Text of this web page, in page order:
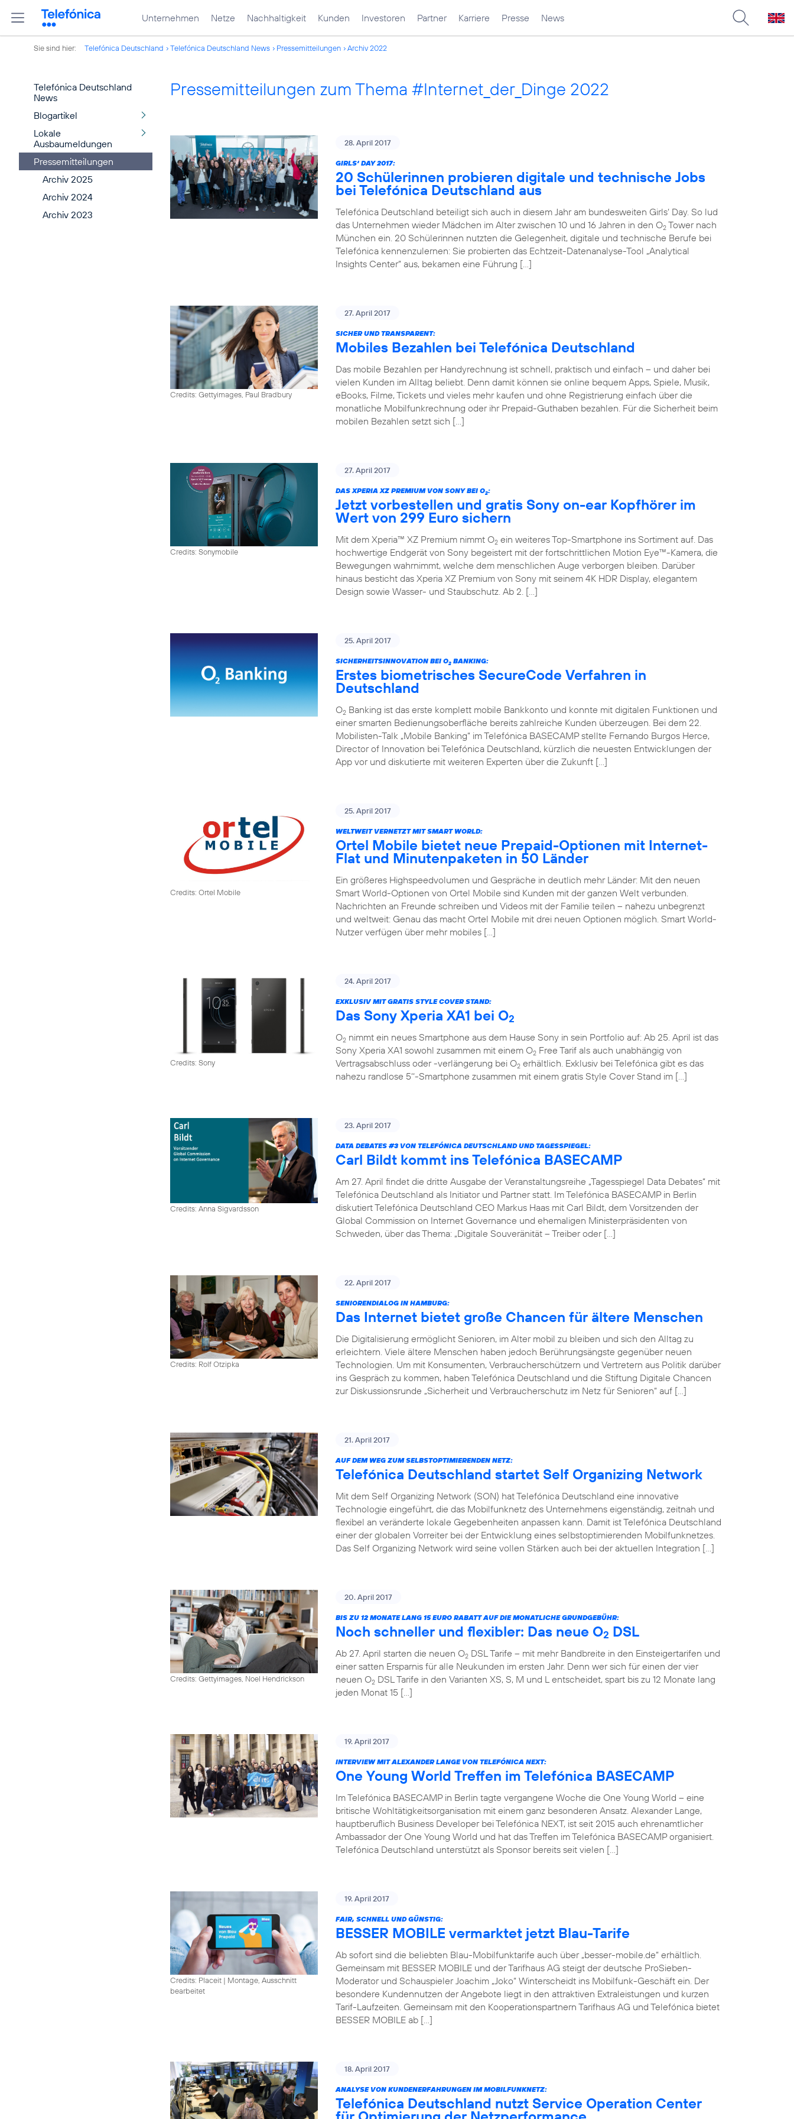
Unternehmen Netze Nachhaltigkeit Kunden Investoren Partner Karriere Presse News
Sie sind hier: Telefónica Deutschland Telefónica Deutschland News Pressemitteilungen Archiv 2022
Telefónica Deutschland
News
Blogartikel
Lokale
Ausbaumeldungen
Pressemitteilungen
Archiv 2025
Archiv 2024
Archiv 2023
Pressemitteilungen zum Thema #Internet_der_Dinge 2022
28. April 2017
GIRLS‘ DAY 2017:
20 Schülerinnen probieren digitale und technische Jobs
bei Telefónica Deutschland aus
Telefónica Deutschland beteiligt sich auch in diesem Jahr am bundesweiten Girls‘ Day. So lud
das Unternehmen wieder Mädchen im Alter zwischen 10 und 16 Jahren in den O2 Tower nach
München ein. 20 Schülerinnen nutzten die Gelegenheit, digitale und technische Berufe bei
Telefónica kennenzulernen: Sie probierten das Echtzeit-Datenanalyse-Tool „Analytical
Insights Center“ aus, bekamen eine Führung […]
Credits: Gettyimages, Paul Bradbury
27. April 2017
SICHER UND TRANSPARENT:
Mobiles Bezahlen bei Telefónica Deutschland
Das mobile Bezahlen per Handyrechnung ist schnell, praktisch und einfach – und daher bei
vielen Kunden im Alltag beliebt. Denn damit können sie online bequem Apps, Spiele, Musik,
eBooks, Filme, Tickets und vieles mehr kaufen und ohne Registrierung einfach über die
monatliche Mobilfunkrechnung oder ihr Prepaid-Guthaben bezahlen. Für die Sicherheit beim
mobilen Bezahlen setzt sich […]
Credits: Sonymobile
27. April 2017
DAS XPERIA XZ PREMIUM VON SONY BEI O2:
Jetzt vorbestellen und gratis Sony on-ear Kopfhörer im
Wert von 299 Euro sichern
Mit dem Xperia™ XZ Premium nimmt O2 ein weiteres Top-Smartphone ins Sortiment auf. Das
hochwertige Endgerät von Sony begeistert mit der fortschrittlichen Motion Eye™-Kamera, die
Bewegungen wahrnimmt, welche dem menschlichen Auge verborgen bleiben. Darüber
hinaus besticht das Xperia XZ Premium von Sony mit seinem 4K HDR Display, elegantem
Design sowie Wasser- und Staubschutz. Ab 2. […]
25. April 2017
SICHERHEITSINNOVATION BEI O2 BANKING:
Erstes biometrisches SecureCode Verfahren in
Deutschland
O2 Banking ist das erste komplett mobile Bankkonto und konnte mit digitalen Funktionen und
einer smarten Bedienungsoberfläche bereits zahlreiche Kunden überzeugen. Bei dem 22.
Mobilisten-Talk „Mobile Banking“ im Telefónica BASECAMP stellte Fernando Burgos Herce,
Director of Innovation bei Telefónica Deutschland, kürzlich die neuesten Entwicklungen der
App vor und diskutierte mit weiteren Experten über die Zukunft […]
Credits: Ortel Mobile
25. April 2017
WELTWEIT VERNETZT MIT SMART WORLD:
Ortel Mobile bietet neue Prepaid-Optionen mit Internet-
Flat und Minutenpaketen in 50 Länder
Ein größeres Highspeedvolumen und Gespräche in deutlich mehr Länder: Mit den neuen
Smart World-Optionen von Ortel Mobile sind Kunden mit der ganzen Welt verbunden.
Nachrichten an Freunde schreiben und Videos mit der Familie teilen – nahezu unbegrenzt
und weltweit: Genau das macht Ortel Mobile mit drei neuen Optionen möglich. Smart World-
Nutzer verfügen über mehr mobiles […]
Credits: Sony
24. April 2017
EXKLUSIV MIT GRATIS STYLE COVER STAND:
Das Sony Xperia XA1 bei O2
O2 nimmt ein neues Smartphone aus dem Hause Sony in sein Portfolio auf: Ab 25. April ist das
Sony Xperia XA1 sowohl zusammen mit einem O2 Free Tarif als auch unabhängig von
Vertragsabschluss oder -verlängerung bei O2 erhältlich. Exklusiv bei Telefónica gibt es das
nahezu randlose 5‘‘-Smartphone zusammen mit einem gratis Style Cover Stand im […]
Credits: Anna Sigvardsson
23. April 2017
DATA DEBATES #3VON TELEFÓNICA DEUTSCHLAND UND TAGESSPIEGEL:
Carl Bildt kommt ins Telefónica BASECAMP
Am 27. April findet die dritte Ausgabe der Veranstaltungsreihe „Tagesspiegel Data Debates“ mit
Telefónica Deutschland als Initiator und Partner statt. Im Telefónica BASECAMP in Berlin
diskutiert Telefónica Deutschland CEO Markus Haas mit Carl Bildt, dem Vorsitzenden der
Global Commission on Internet Governance und ehemaligen Ministerpräsidenten von
Schweden, über das Thema: „Digitale Souveränität – Treiber oder […]
Credits: Rolf Otzipka
22. April 2017
SENIORENDIALOG IN HAMBURG:
Das Internet bietet große Chancen für ältere Menschen
Die Digitalisierung ermöglicht Senioren, im Alter mobil zu bleiben und sich den Alltag zu
erleichtern. Viele ältere Menschen haben jedoch Berührungsängste gegenüber neuen
Technologien. Um mit Konsumenten, Verbraucherschützern und Vertretern aus Politik darüber
ins Gespräch zu kommen, haben Telefónica Deutschland und die Stiftung Digitale Chancen
zur Diskussionsrunde „Sicherheit und Verbraucherschutz im Netz für Senioren“ auf […]
21. April 2017
AUF DEM WEG ZUM SELBSTOPTIMIERENDEN NETZ:
Telefónica Deutschland startet Self Organizing Network
Mit dem Self Organizing Network (SON) hat Telefónica Deutschland eine innovative
Technologie eingeführt, die das Mobilfunknetz des Unternehmens eigenständig, zeitnah und
flexibel an veränderte lokale Gegebenheiten anpassen kann. Damit ist Telefónica Deutschland
einer der globalen Vorreiter bei der Entwicklung eines selbstoptimierenden Mobilfunknetzes.
Das Self Organizing Network wird seine vollen Stärken auch bei der aktuellen Integration […]
Credits: Gettyimages, Noel Hendrickson
20. April 2017
BIS ZU 12 MONATE LANG 15 EURO RABATT AUF DIE MONATLICHE GRUNDGEBÜHR:
Noch schneller und flexibler: Das neue O2 DSL
Ab 27. April starten die neuen O2 DSL Tarife – mit mehr Bandbreite in den Einsteigertarifen und
einer satten Ersparnis für alle Neukunden im ersten Jahr. Denn wer sich für einen der vier
neuen O2 DSL Tarife in den Varianten XS, S, M und L entscheidet, spart bis zu 12 Monate lang
jeden Monat 15 […]
19. April 2017
INTERVIEW MIT ALEXANDER LANGE VON TELEFÓNICA NEXT:
One Young World Treffen im Telefónica BASECAMP
Im Telefónica BASECAMP in Berlin tagte vergangene Woche die One Young World – eine
britische Wohltätigkeitsorganisation mit einem ganz besonderen Ansatz. Alexander Lange,
hauptberuflich Business Developer bei Telefónica NEXT, ist seit 2015 auch ehrenamtlicher
Ambassador der One Young World und hat das Treffen im Telefónica BASECAMP organisiert.
Telefónica Deutschland unterstützt als Sponsor bereits seit vielen […]
Credits: Placeit | Montage, Ausschnitt
bearbeitet
19. April 2017
FAIR, SCHNELL UND GÜNSTIG:
BESSER MOBILE vermarktet jetzt Blau-Tarife
Ab sofort sind die beliebten Blau-Mobilfunktarife auch über „besser-mobile.de“ erhältlich.
Gemeinsam mit BESSER MOBILE und der Tarifhaus AG steigt der deutsche ProSieben-
Moderator und Schauspieler Joachim „Joko“ Winterscheidt ins Mobilfunk-Geschäft ein. Der
besondere Kundennutzen der Angebote liegt in den attraktiven Extraleistungen und kurzen
Tarif-Laufzeiten. Gemeinsam mit den Kooperationspartnern Tarifhaus AG und Telefónica bietet
BESSER MOBILE ab […]
18. April 2017
ANALYSE VON KUNDENERFAHRUNGEN IM MOBILFUNKNETZ:
Telefónica Deutschland nutzt Service Operation Center